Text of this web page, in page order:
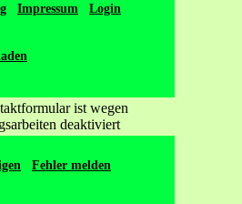
Impressum Login
ist wegen
deaktiviert
Fehler melden